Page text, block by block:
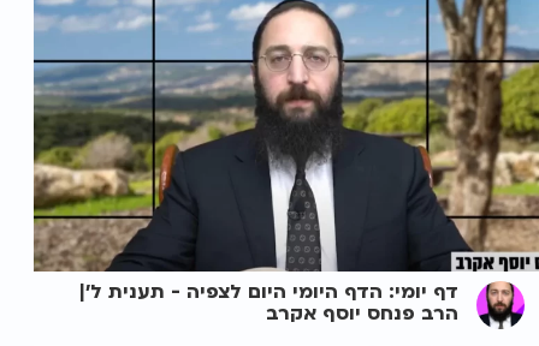
דף יומי: הדף היומי היום לצפיה - תענית ל'|
הרב פנחס יוסף אקרב